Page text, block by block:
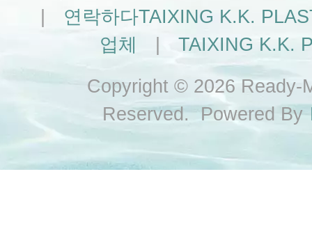
연락하다TAIXING K.K.
업체
TAIXING K.K.
Copyright © 2026 Ready-
Reserved. Powered By